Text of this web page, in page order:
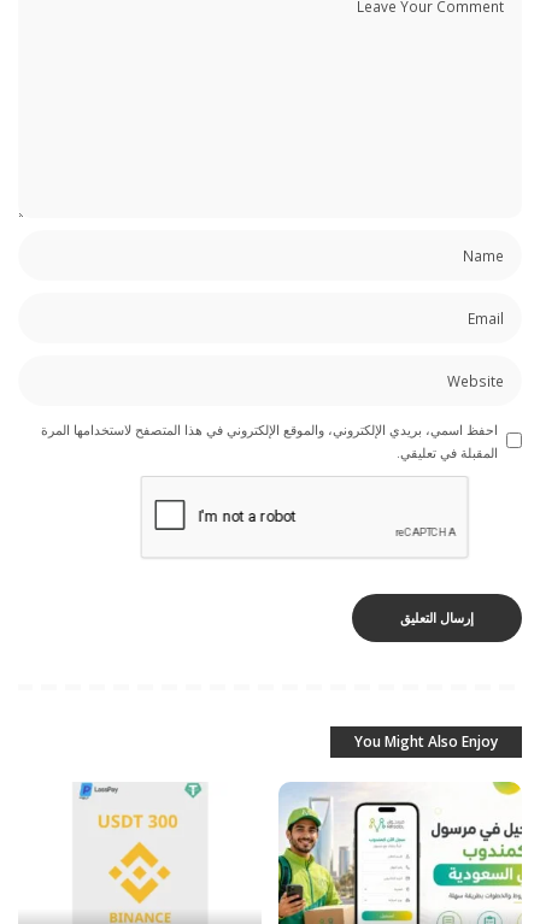
احفظ اسمي، بريدي الإلكتروني، والموقع الإلكتروني في هذا المتصفح لاستخدامها المرة
المقبلة في تعليقي.
You Might Also Enjoy